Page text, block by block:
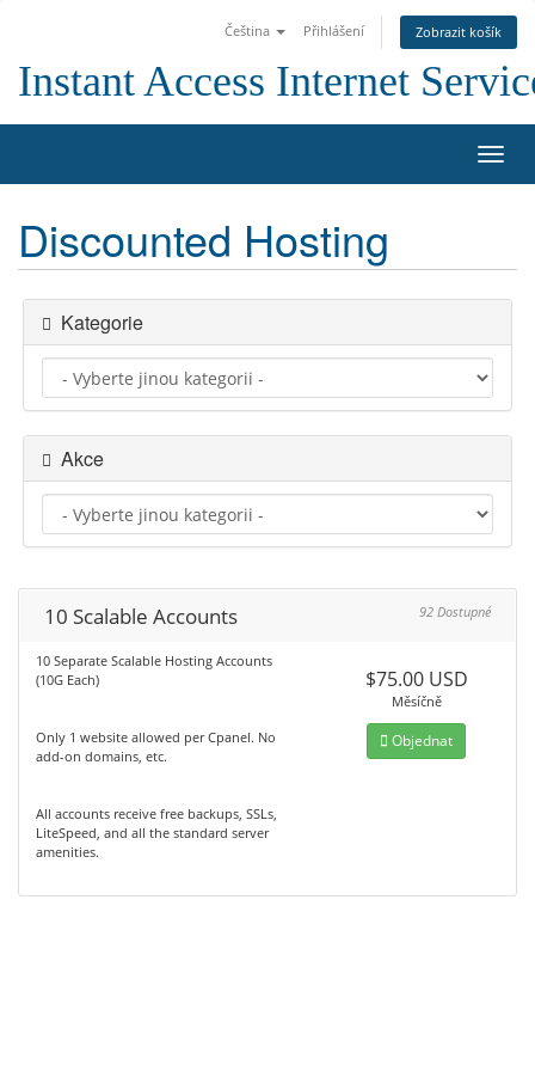
Čeština Přihlášení Zobrazit košík
Instant Access Internet
Discounted Hosting
Kategorie
Akce
10 Scalable Accounts 92 Dostupné
10 Separate Scalable Hosting Accounts
(10G Each)
Only 1 website allowed per Cpanel. No
add-on domains, etc.
All accounts receive free backups, SSLs,
LiteSpeed, and all the standard server
amenities.
$75.00 USD
Měsíčně
Objednat